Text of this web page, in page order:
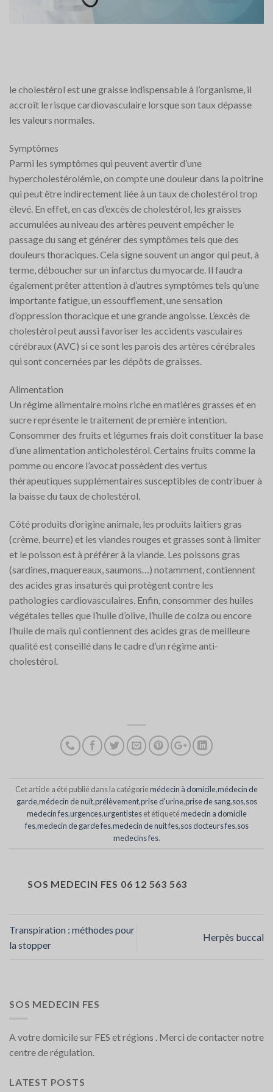
le cholestérol est une graisse indispensable à l’organisme, il
accroît le risque cardiovasculaire lorsque son taux dépasse
les valeurs normales.
Symptômes
Parmi les symptômes qui peuvent avertir d’une
hypercholestérolémie, on compte une douleur dans la poitrine
qui peut être indirectement liée à un taux de cholestérol trop
élevé. En effet, en cas d’excès de cholestérol, les graisses
accumulées au niveau des artères peuvent empêcher le
passage du sang et générer des symptômes tels que des
douleurs thoraciques. Cela signe souvent un angor qui peut, à
terme, déboucher sur un infarctus du myocarde. Il faudra
également prêter attention à d’autres symptômes tels qu’une
importante fatigue, un essoufflement, une sensation
d’oppression thoracique et une grande angoisse. L’excès de
cholestérol peut aussi favoriser les accidents vasculaires
cérébraux (AVC) si ce sont les parois des artères cérébrales
qui sont concernées par les dépôts de graisses.
Alimentation
Un régime alimentaire moins riche en matières grasses et en
sucre représente le traitement de première intention.
Consommer des fruits et légumes frais doit constituer la base
d’une alimentation anticholestérol. Certains fruits comme la
pomme ou encore l’avocat possèdent des vertus
thérapeutiques supplémentaires susceptibles de contribuer à
la baisse du taux de cholestérol.
Côté produits d’origine animale, les produits laitiers gras
(crème, beurre) et les viandes rouges et grasses sont à limiter
et le poisson est à préférer à la viande. Les poissons gras
(sardines, maquereaux, saumons…) notamment, contiennent
des acides gras insaturés qui protègent contre les
pathologies cardiovasculaires. Enfin, consommer des huiles
végétales telles que l’huile d’olive, l’huile de colza ou encore
l’huile de maïs qui contiennent des acides gras de meilleure
qualité est conseillé dans le cadre d’un régime anti-
cholestérol.
Cet article a été publié dans la catégoriemédecin à domicile,médecin de
garde,médecin de nuit,prélèvement,prise d'urine,prise de sang,sos,sos
medecin fes,urgences,urgentisteset étiquetémedecin a domicile
fes,medecin de garde fes,medecin de nuit fes,sos docteurs fes,sos
medecins fes.
SOS MEDECIN FES 06 12 563 563
Transpiration : méthodes pour
la stopper
Herpès buccal
SOS MEDECIN FES
A votre domicile sur FES et régions . Merci de contacter notre
centre de régulation.
LATEST POSTS